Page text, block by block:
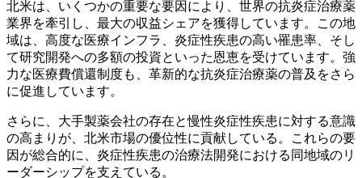
北米は、いくつかの重要な要因により、世界の抗炎症治療薬
業界を牽引し、最大の収益シェアを獲得しています。この地
域は、高度な医療インフラ、炎症性疾患の高い罹患率、そし
て研究開発への多額の投資といった恩恵を受けています。強
力な医療費償還制度も、革新的な抗炎症治療薬の普及をさら
に促進しています。
さらに、大手製薬会社の存在と慢性炎症性疾患に対する意識
の高まりが、北米市場の優位性に貢献している。これらの要
因が総合的に、炎症性疾患の治療法開発における同地域のリ
ーダーシップを支えている。